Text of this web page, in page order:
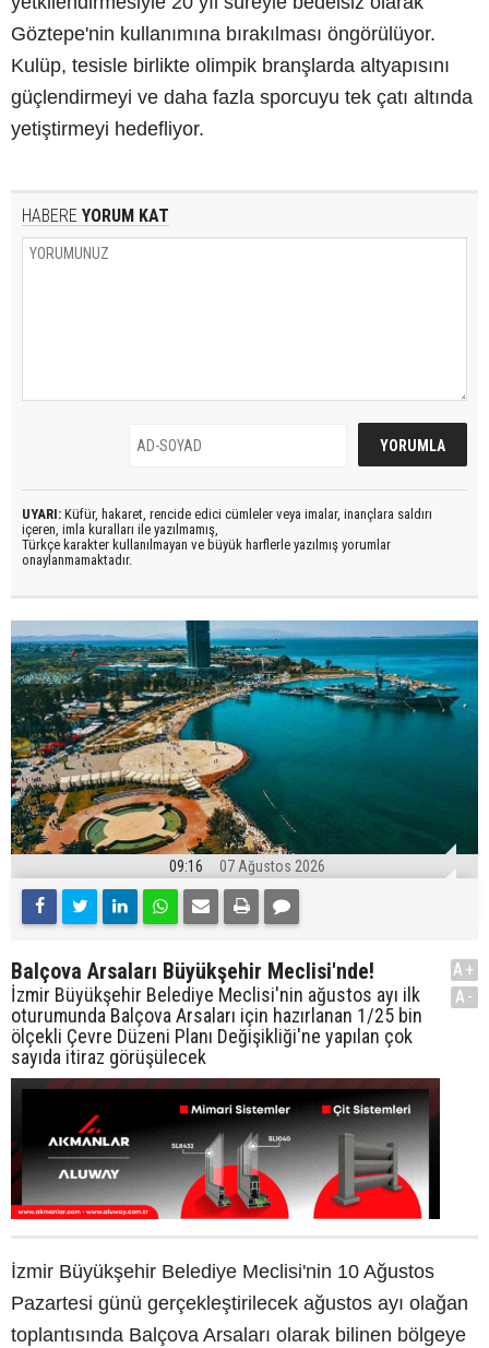
Göztepe'nin kullanımına bırakılması öngörülüyor.
Kulüp, tesisle birlikte olimpik branşlarda altyapısını
güçlendirmeyi ve daha fazla sporcuyu tek çatı altında
yetiştirmeyi hedefliyor.
HABERE YORUM KAT
UYARI: Küfür, hakaret, rencide edici cümleler veya imalar, inançlara saldırı
içeren, imla kuralları ile yazılmamış,
Türkçe karakter kullanılmayan ve büyük harflerle yazılmış yorumlar
onaylanmamaktadır.
09:16 07 Ağustos 2026
Balçova Arsaları Büyükşehir Meclisi'nde!
İzmir Büyükşehir Belediye Meclisi'nin ağustos ayı ilk
oturumunda Balçova Arsaları için hazırlanan 1/25 bin
ölçekli Çevre Düzeni Planı Değişikliği'ne yapılan çok
sayıda itiraz görüşülecek
A+
A-
İzmir Büyükşehir Belediye Meclisi'nin 10 Ağustos
Pazartesi günü gerçekleştirilecek ağustos ayı olağan
toplantısında Balçova Arsaları olarak bilinen bölgeye